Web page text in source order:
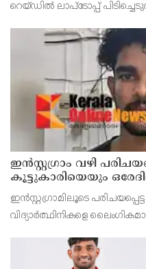
റെയ്ഡിൽ ലാപ്ടോപ്പ്
ഇൻസ്റ്റഗ്രാം വഴി
കൂട്ടുകാരിയെയും
നഗ്നദൃശ്യം പകര്‍ത്തി:
സ്വദേശിയായ 23
ഇൻസ്റ്റഗ്രാമിലൂടെ
വിദ്യാർത്ഥിനികളെ